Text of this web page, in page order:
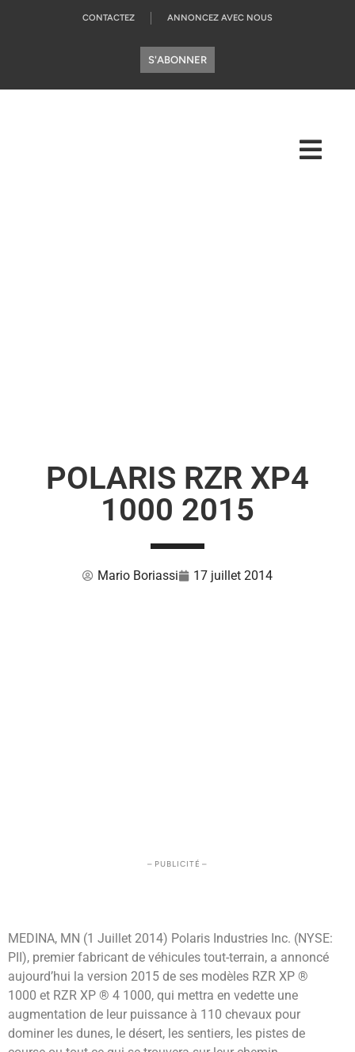
CONTACTEZ ANNONCEZ AVEC NOUS
S'ABONNER
POLARIS RZR XP4
1000 2015
Mario Boriassi 17 juillet 2014
– PUBLICITÉ –
MEDINA, MN (1 Juillet 2014) Polaris Industries Inc. (NYSE:
PII), premier fabricant de véhicules tout-terrain, a annoncé
aujourd’hui la version 2015 de ses modèles RZR XP ®
1000 et RZR XP ® 4 1000, qui mettra en vedette une
augmentation de leur puissance à 110 chevaux pour
dominer les dunes, le désert, les sentiers, les pistes de